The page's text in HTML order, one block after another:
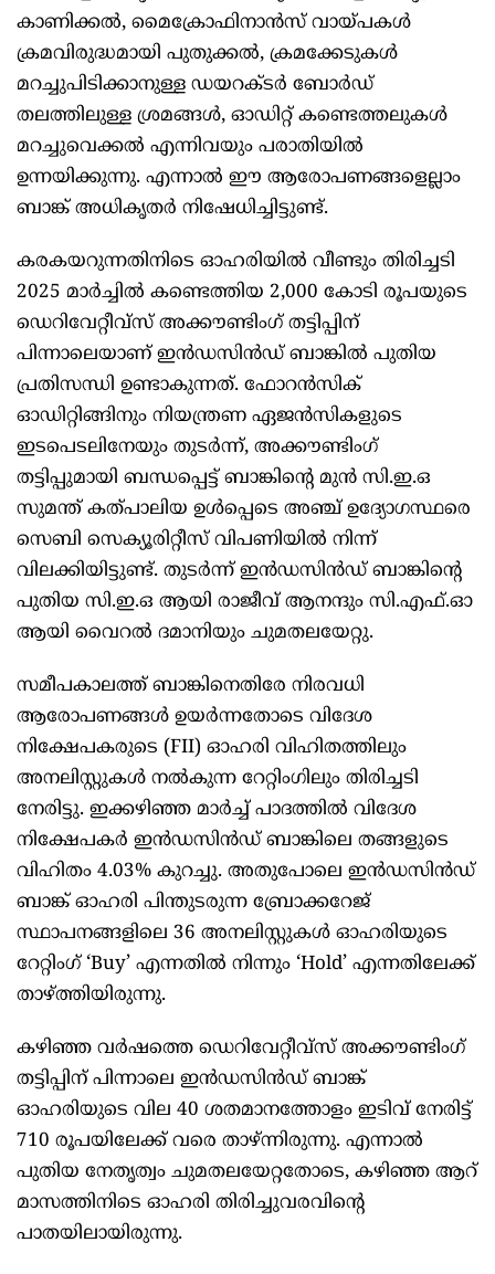
കാണിക്കൽ, മൈക്രോഫിനാൻസ് വായ്പകൾ
ക്രമവിരുദ്ധമായി പുതുക്കൽ, ക്രമക്കേടുകൾ
മറച്ചുപിടിക്കാനുള്ള ഡയറക്ടർ ബോർഡ്
തലത്തിലുള്ള ശ്രമങ്ങൾ, ഓഡിറ്റ് കണ്ടെത്തലുകൾ
മറച്ചുവെക്കൽ എന്നിവയും പരാതിയിൽ
ഉന്നയിക്കുന്നു. എന്നാൽ ഈ ആരോപണങ്ങളെല്ലാം
ബാങ്ക് അധികൃതർ നിഷേധിച്ചിട്ടുണ്ട്.
കരകയറുന്നതിനിടെ ഓഹരിയിൽ വീണ്ടും തിരിച്ചടി
2025 മാർച്ചിൽ കണ്ടെത്തിയ 2,000 കോടി രൂപയുടെ
ഡെറിവേറ്റീവ്സ് അക്കൗണ്ടിംഗ് തട്ടിപ്പിന്
പിന്നാലെയാണ് ഇൻഡസിൻഡ് ബാങ്കിൽ പുതിയ
പ്രതിസന്ധി ഉണ്ടാകുന്നത്. ഫോറൻസിക്
ഓഡിറ്റിങ്ങിനും നിയന്ത്രണ ഏജൻസികളുടെ
ഇടപെടലിനേയും തുടർന്ന്, അക്കൗണ്ടിംഗ്
തട്ടിപ്പുമായി ബന്ധപ്പെട്ട് ബാങ്കിന്റെ മുൻ സി.ഇ.ഒ
സുമന്ത് കത്പാലിയ ഉൾപ്പെടെ അഞ്ച് ഉദ്യോഗസ്ഥരെ
സെബി സെക്യൂരിറ്റീസ് വിപണിയിൽ നിന്ന്
വിലക്കിയിട്ടുണ്ട്. തുടർന്ന് ഇൻഡസിൻഡ് ബാങ്കിന്റെ
പുതിയ സി.ഇ.ഒ ആയി രാജീവ് ആനന്ദും സി.എഫ്.ഓ
ആയി വൈറൽ ദമാനിയും ചുമതലയേറ്റു.
സമീപകാലത്ത് ബാങ്കിനെതിരേ നിരവധി
ആരോപണങ്ങൾ ഉയർന്നതോടെ വിദേശ
നിക്ഷേപകരുടെ (FII) ഓഹരി വിഹിതത്തിലും
അനലിസ്റ്റുകൾ നൽകുന്ന റേറ്റിംഗിലും തിരിച്ചടി
നേരിട്ടു. ഇക്കഴിഞ്ഞ മാർച്ച് പാദത്തിൽ വിദേശ
നിക്ഷേപകർ ഇൻഡസിൻഡ് ബാങ്കിലെ തങ്ങളുടെ
വിഹിതം 4.03% കുറച്ചു. അതുപോലെ ഇൻഡസിൻഡ്
ബാങ്ക് ഓഹരി പിന്തുടരുന്ന ബ്രോക്കറേജ്
സ്ഥാപനങ്ങളിലെ 36 അനലിസ്റ്റുകൾ ഓഹരിയുടെ
റേറ്റിംഗ് ‘Buy’ എന്നതിൽ നിന്നും ‘Hold’ എന്നതിലേക്ക്
താഴ്ത്തിയിരുന്നു.
കഴിഞ്ഞ വർഷത്തെ ഡെറിവേറ്റീവ്സ് അക്കൗണ്ടിംഗ്
തട്ടിപ്പിന് പിന്നാലെ ഇൻഡസിൻഡ് ബാങ്ക്
ഓഹരിയുടെ വില 40 ശതമാനത്തോളം ഇടിവ് നേരിട്ട്
710 രൂപയിലേക്ക് വരെ താഴ്ന്നിരുന്നു. എന്നാൽ
പുതിയ നേതൃത്വം ചുമതലയേറ്റതോടെ, കഴിഞ്ഞ ആറ്
മാസത്തിനിടെ ഓഹരി തിരിച്ചുവരവിന്റെ
പാതയിലായിരുന്നു.